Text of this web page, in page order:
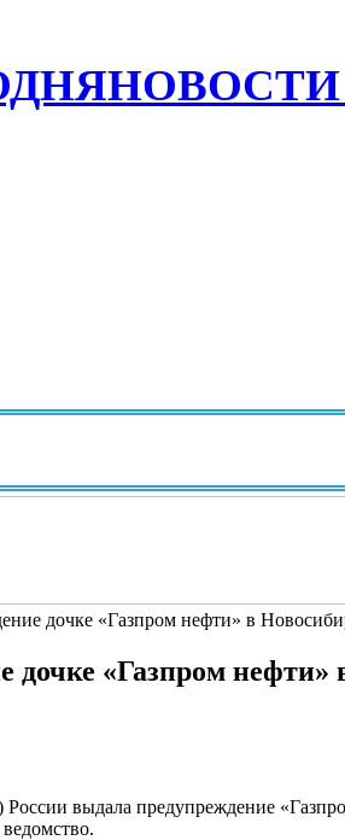
дочке «Газпром нефти» в
«Газпром нефти»
выдала предупреждение